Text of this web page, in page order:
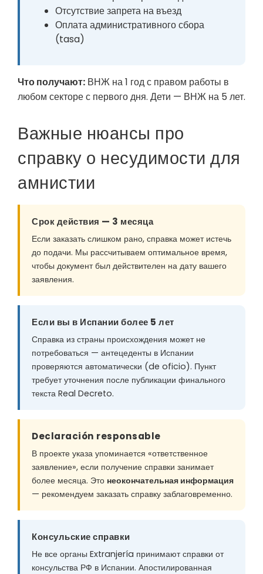
Отсутствие запрета на въезд
Оплата административного сбора
(tasa)
Что получают: ВНЖ на 1 год с правом работы в
любом секторе с первого дня. Дети — ВНЖ на 5 лет.
Важные нюансы про
справку о несудимости для
амнистии
Срок действия — 3 месяца
Если заказать слишком рано, справка может истечь
до подачи. Мы рассчитываем оптимальное время,
чтобы документ был действителен на дату вашего
заявления.
Если вы в Испании более 5 лет
Справка из страны происхождения может не
потребоваться — антецеденты в Испании
проверяются автоматически (de oficio). Пункт
требует уточнения после публикации финального
текста Real Decreto.
Declaración responsable
В проекте указа упоминается «ответственное
заявление», если получение справки занимает
более месяца. Это неокончательная информация
— рекомендуем заказать справку заблаговременно.
Консульские справки
Не все органы Extranjería принимают справки от
консульства РФ в Испании. Апостилированная